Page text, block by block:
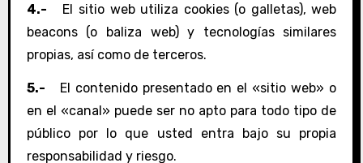
4.- El sitio web utiliza cookies (o galletas), web
beacons (o baliza web) y tecnologías similares
propias, así como de terceros.
5.- El contenido presentado en el «sitio web» o
en el «canal» puede ser no apto para todo tipo de
público por lo que usted entra bajo su propia
responsabilidad y riesgo.